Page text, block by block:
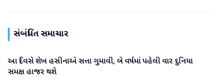
સંબંધિત સમાચાર
આંતરરાષ્ટ્રીય
આ દિવસે શેખ હસીનાએ સત્તા ગુમાવી, બે વર્ષમાં પહેલી વાર દુનિયા
સમક્ષ હાજર થશે